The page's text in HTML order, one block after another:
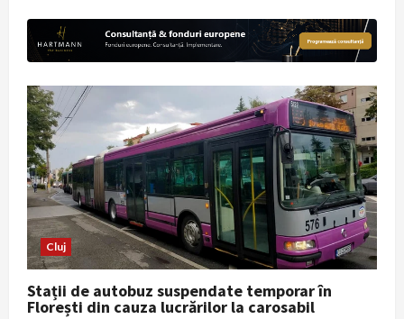
Cluj
Stații de autobuz suspendate temporar în
Florești din cauza lucrărilor la carosabil